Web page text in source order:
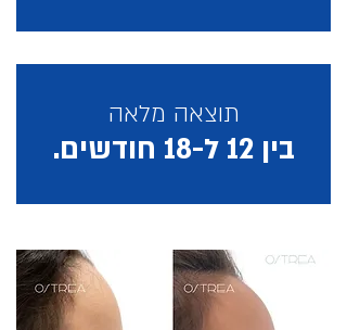
תוצאה מלאה
בין 12 ל-18 חודשים.